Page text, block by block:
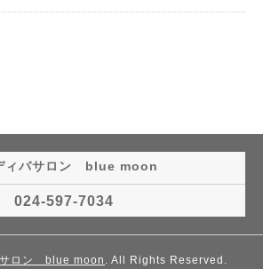
ィバサロン blue moon
024-597-7034
サロン blue moon . All Rights Reserved.